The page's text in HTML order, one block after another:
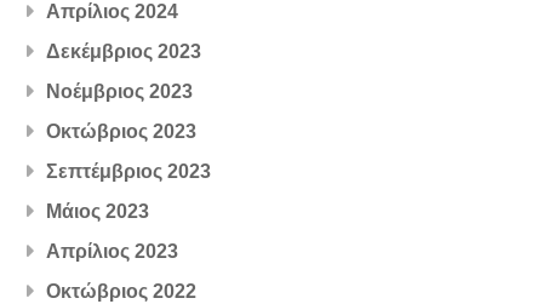
Απρίλιος 2024
Δεκέμβριος 2023
Νοέμβριος 2023
Οκτώβριος 2023
Σεπτέμβριος 2023
Μάιος 2023
Απρίλιος 2023
Οκτώβριος 2022